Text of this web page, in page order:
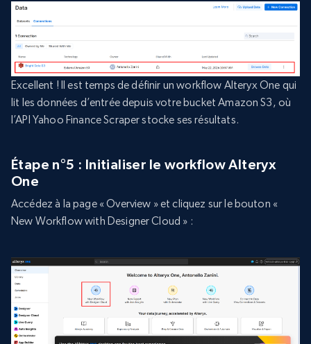
Excellent ! Il est temps de définir un workflow Alteryx One qui
lit les données d’entrée depuis votre bucket Amazon S3, où
l’API Yahoo Finance Scraper stocke ses résultats.
Étape n°5 : Initialiser le workflow Alteryx
One
Accédez à la page « Overview » et cliquez sur le bouton «
New Workflow with Designer Cloud » :